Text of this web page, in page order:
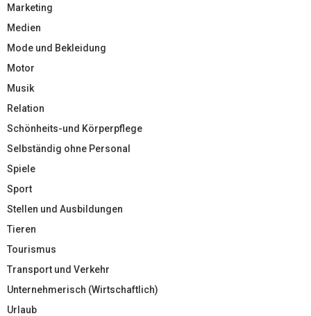
Marketing
Medien
Mode und Bekleidung
Motor
Musik
Relation
Schönheits-und Körperpflege
Selbständig ohne Personal
Spiele
Sport
Stellen und Ausbildungen
Tieren
Tourismus
Transport und Verkehr
Unternehmerisch (Wirtschaftlich)
Urlaub